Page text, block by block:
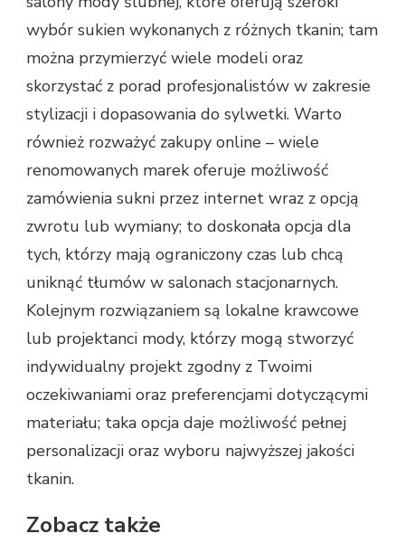
wybór sukien wykonanych z różnych tkanin; tam
można przymierzyć wiele modeli oraz
skorzystać z porad profesjonalistów w zakresie
stylizacji i dopasowania do sylwetki. Warto
również rozważyć zakupy online – wiele
renomowanych marek oferuje możliwość
zamówienia sukni przez internet wraz z opcją
zwrotu lub wymiany; to doskonała opcja dla
tych, którzy mają ograniczony czas lub chcą
uniknąć tłumów w salonach stacjonarnych.
Kolejnym rozwiązaniem są lokalne krawcowe
lub projektanci mody, którzy mogą stworzyć
indywidualny projekt zgodny z Twoimi
oczekiwaniami oraz preferencjami dotyczącymi
materiału; taka opcja daje możliwość pełnej
personalizacji oraz wyboru najwyższej jakości
tkanin.
Zobacz także